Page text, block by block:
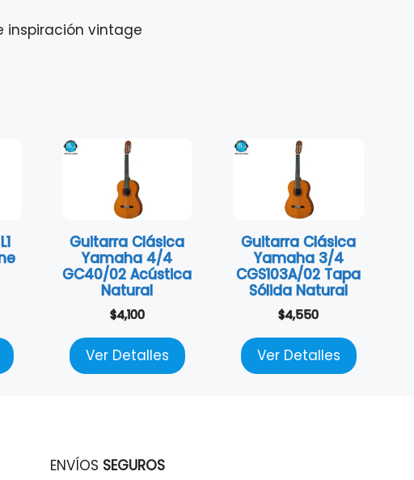
inspiración vintage
Guitarra Clásica
Yamaha 4/4
GC40/02 Acústica
Natural
$4,100
Ver Detalles
Guitarra Clásica
Yamaha 3/4
CGS103A/02 Tapa
Sólida Natural
$4,550
Ver Detalles
ENVÍOS SEGUROS